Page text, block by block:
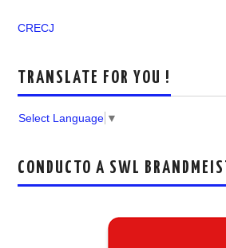
CRECJ
TRANSLATE FOR YOU !
Select Language ▼
CONDUCTO A SWL